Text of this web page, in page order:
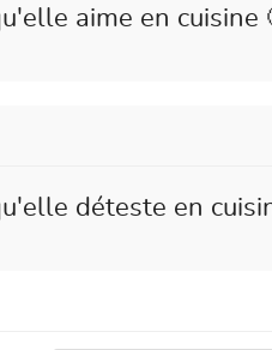
aime en cuisine
déteste en